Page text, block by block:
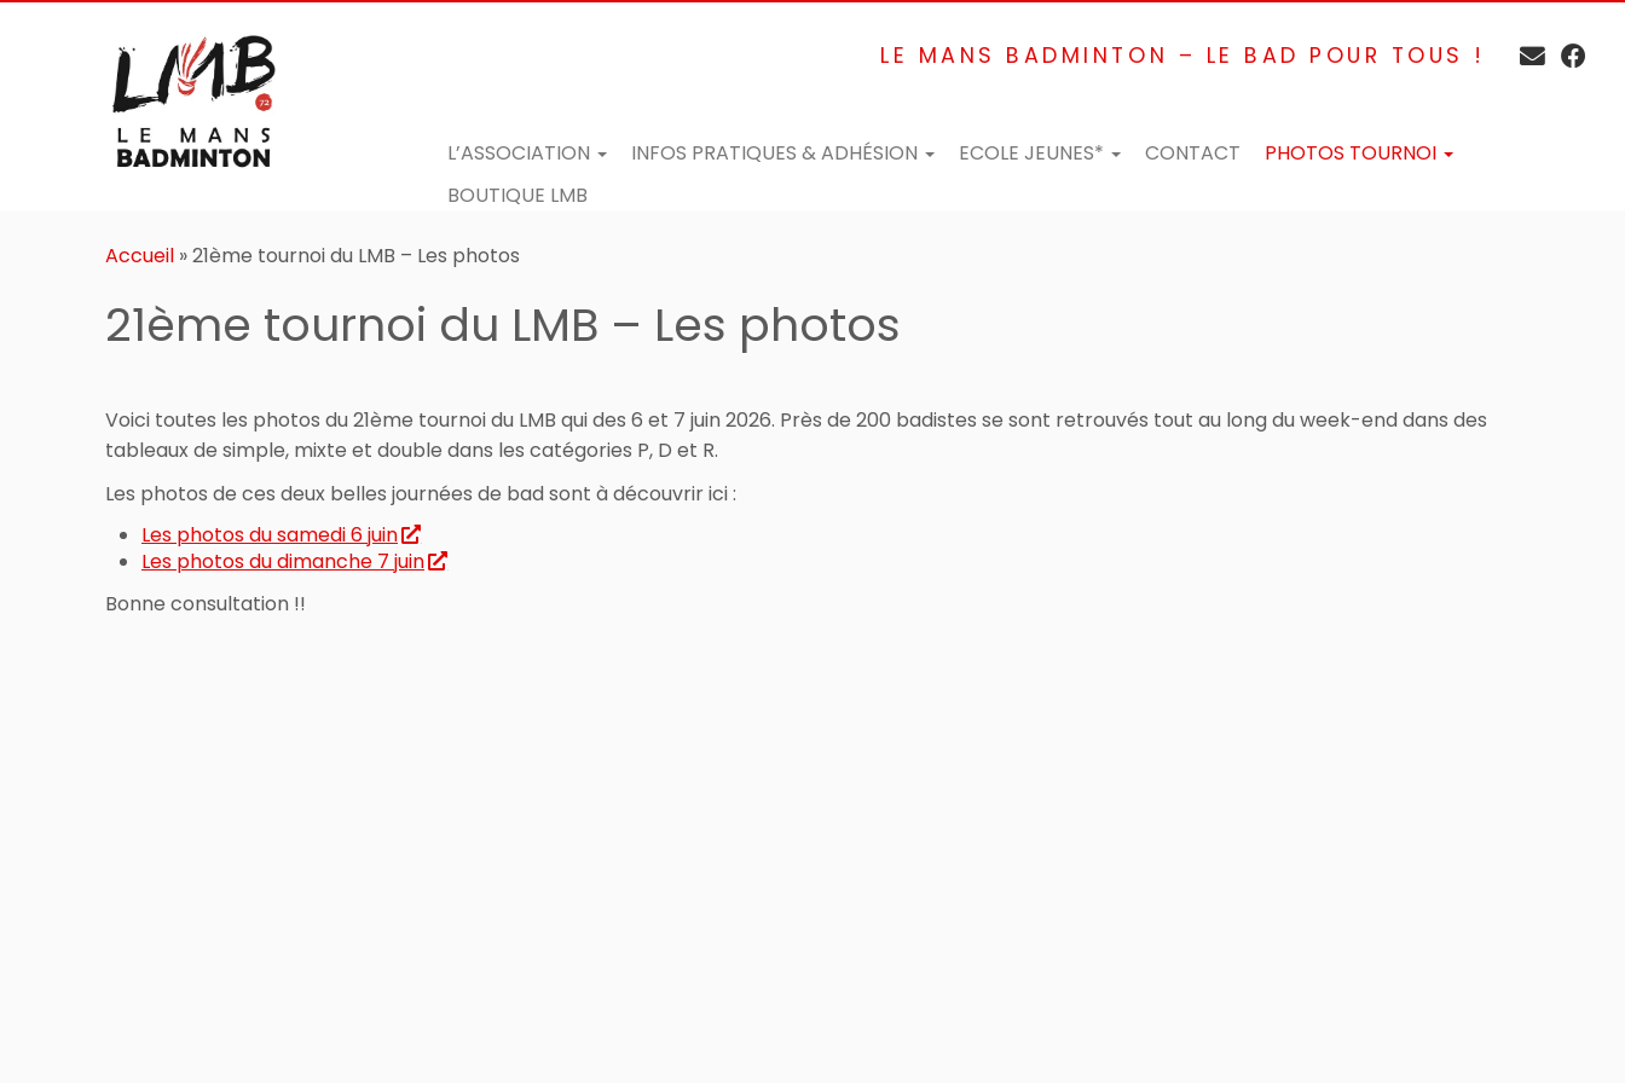
LE MANS BADMINTON – LE BAD POUR TOUS !
L’ASSOCIATION INFOS PRATIQUES & ADHÉSION ECOLE JEUNES* CONTACT
PHOTOS TOURNOI
BOUTIQUE LMB
Accueil »21ème tournoi du LMB – Les photos
21ème tournoi du LMB – Les photos
Voici toutes les photos du 21ème tournoi du LMB qui des 6 et 7 juin 2026. Près de 200 badistes se sont retrouvés tout au long du week-end dans des
tableaux de simple, mixte et double dans les catégories P, D et R.
Les photos de ces deux belles journées de bad sont à découvrir ici :
Les photos du samedi 6 juin
Les photos du dimanche 7 juin
Bonne consultation !!